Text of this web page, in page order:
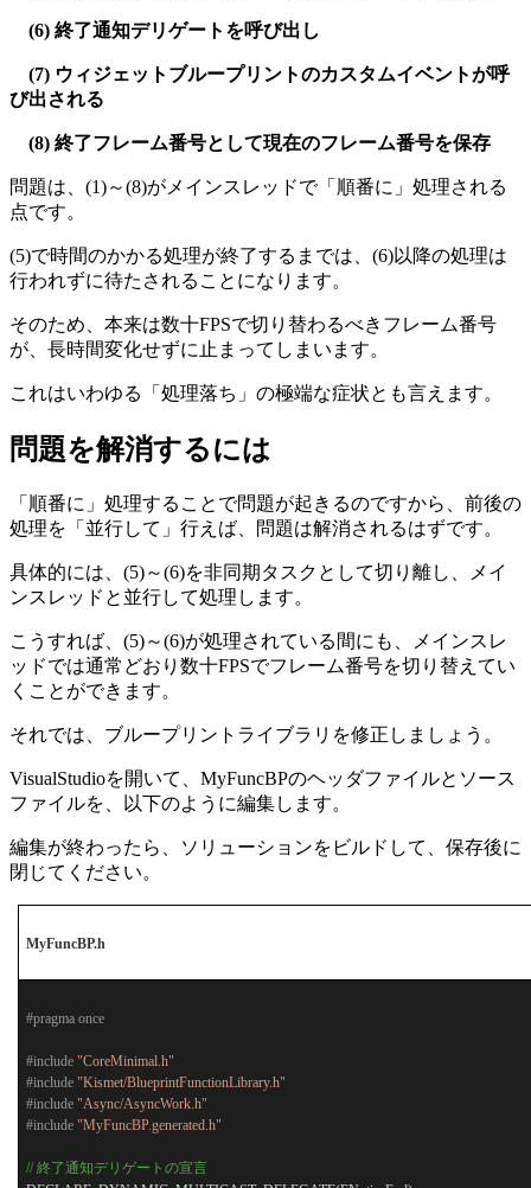
(6) 終了通知デリゲートを呼び出し
(7) ウィジェットブループリントのカスタムイベントが呼
び出される
(8) 終了フレーム番号として現在のフレーム番号を保存
問題は、(1)～(8)がメインスレッドで「順番に」処理される
点です。
(5)で時間のかかる処理が終了するまでは、(6)以降の処理は
行われずに待たされることになります。
そのため、本来は数十FPSで切り替わるべきフレーム番号
が、長時間変化せずに止まってしまいます。
これはいわゆる「処理落ち」の極端な症状とも言えます。
問題を解消するには
「順番に」処理することで問題が起きるのですから、前後の
処理を「並行して」行えば、問題は解消されるはずです。
具体的には、(5)～(6)を非同期タスクとして切り離し、メイ
ンスレッドと並行して処理します。
こうすれば、(5)～(6)が処理されている間にも、メインスレ
ッドでは通常どおり数十FPSでフレーム番号を切り替えてい
くことができます。
それでは、ブループリントライブラリを修正しましょう。
VisualStudioを開いて、MyFuncBPのヘッダファイルとソース
ファイルを、以下のように編集します。
編集が終わったら、ソリューションをビルドして、保存後に
閉じてください。
MyFuncBP.h
#pragma once
#include"CoreMinimal.h"
#include"Kismet/BlueprintFunctionLibrary.h"
#include"Async/AsyncWork.h"
#include"MyFuncBP.generated.h"
//終了通知デリゲートの宣言